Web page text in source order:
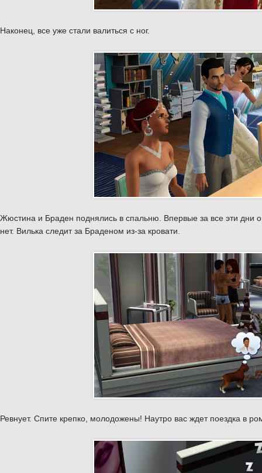
Наконец, все уже стали валиться с ног.
Жюстина и Браден поднялись в спальню. Впервые за все эти дни
нет. Вилька следит за Браденом из-за кровати.
Ревнует. Спите крепко, молодожены! Наутро вас ждет поездка в